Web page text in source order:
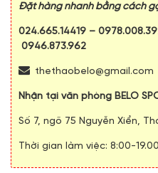
Đặt hàng nhanh bằng cách
024.665.14419 –
0946.873.962
thethaobelo@gmail.com
Nhận tại văn phòng BELO
Số 7, ngõ 75 Nguyễn Xiển,
Thời gian làm việc: 8:00-